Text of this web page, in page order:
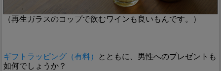
（再生ガラスのコップで飲むワインも良いもんです。）
ギフトラッピング（有料）
とともに、男性へのプレゼントも
如何でしょうか？